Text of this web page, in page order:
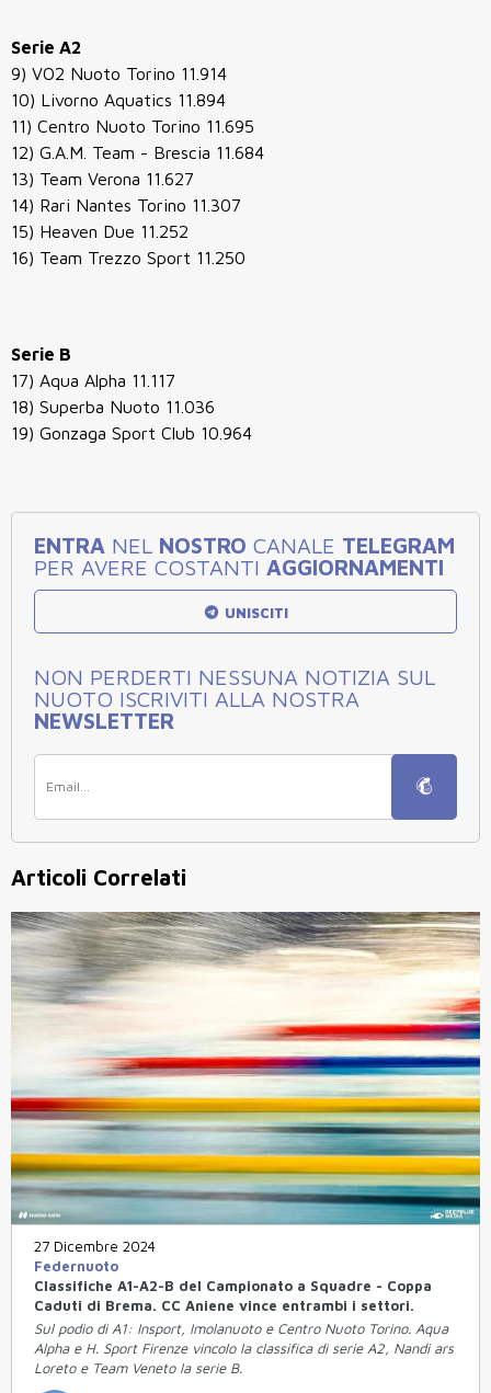
Serie A2
9) VO2 Nuoto Torino 11.914
10) Livorno Aquatics 11.894
11) Centro Nuoto Torino 11.695
12) G.A.M. Team - Brescia 11.684
13) Team Verona 11.627
14) Rari Nantes Torino 11.307
15) Heaven Due 11.252
16) Team Trezzo Sport 11.250
Serie B
17) Aqua Alpha 11.117
18) Superba Nuoto 11.036
19) Gonzaga Sport Club 10.964
ENTRA NEL NOSTRO CANALE TELEGRAM
PER AVERE COSTANTI AGGIORNAMENTI
UNISCITI
NON PERDERTI NESSUNA NOTIZIA SUL
NUOTO ISCRIVITI ALLA NOSTRA
NEWSLETTER
Articoli Correlati
27 Dicembre 2024
Federnuoto
Classifiche A1-A2-B del Campionato a Squadre - Coppa
Caduti di Brema. CC Aniene vince entrambi i settori.
Sul podio di A1: Insport, Imolanuoto e Centro Nuoto Torino. Aqua
Alpha e H. Sport Firenze vincolo la classifica di serie A2, Nandi ars
Loreto e Team Veneto la serie B.